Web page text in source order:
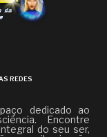
REDES
dedicado ao
Encontre
do seu ser,